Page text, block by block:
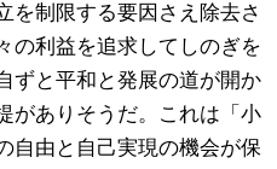
を制限する要因さえ除去さ
の利益を追求してしのぎを
ずと平和と発展の道が開か
がありそうだ。これは「小
自由と自己実現の機会が保